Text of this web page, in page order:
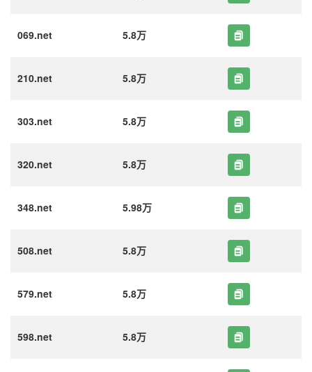
069.net 5.8万
210.net 5.8万
303.net 5.8万
320.net 5.8万
348.net 5.98万
508.net 5.8万
579.net 5.8万
598.net 5.8万